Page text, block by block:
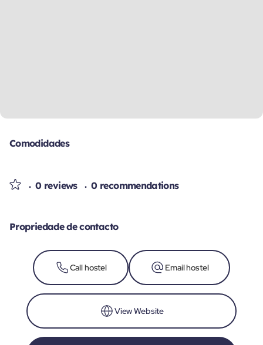
Comodidades
0 reviews 0 recommendations
Propriedade de contacto
Call hostel Email hostel
View Website